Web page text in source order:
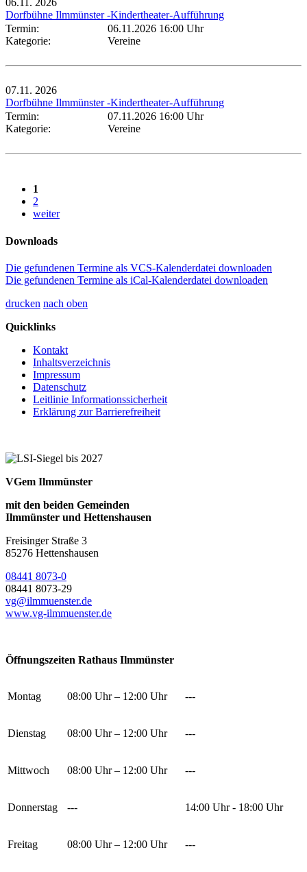
06.11. 2026
Dorfbühne Ilmmünster -Kindertheater-Aufführung
Termin:
06.11.2026 16:00 Uhr
Kategorie:
Vereine
07.11. 2026
Dorfbühne Ilmmünster -Kindertheater-Aufführung
Termin:
07.11.2026 16:00 Uhr
Kategorie:
Vereine
1
2
weiter
Downloads
Die gefundenen Termine als VCS-Kalenderdatei downloaden
Die gefundenen Termine als iCal-Kalenderdatei downloaden
drucken nach oben
Quicklinks
Kontakt
Inhaltsverzeichnis
Impressum
Datenschutz
Leitlinie Informationssicherheit
Erklärung zur Barrierefreiheit
VGem Ilmmünster
mit den beiden Gemeinden
Ilmmünster und Hettenshausen
Freisinger Straße 3
85276 Hettenshausen
08441 8073-0
08441 8073-29
vg@ilmmuenster.de
www.vg-ilmmuenster.de
Öffnungszeiten Rathaus Ilmmünster
Montag 08:00 Uhr – 12:00 Uhr ---
Dienstag 08:00 Uhr – 12:00 Uhr ---
Mittwoch 08:00 Uhr – 12:00 Uhr ---
Donnerstag --- 14:00 Uhr - 18:00 Uhr
Freitag 08:00 Uhr – 12:00 Uhr ---